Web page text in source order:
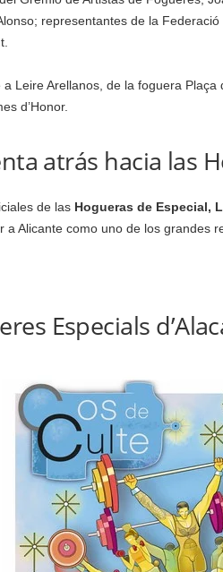
representantes de la
Leire Arellanos, de la foguera
d’Honor.
atrás hacia las
de las Hogueras de Especial,
Alicante como uno de los grandes
Especials